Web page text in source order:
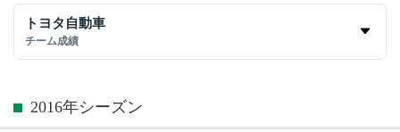
トヨタ自動車
チーム成績
2016年シーズン